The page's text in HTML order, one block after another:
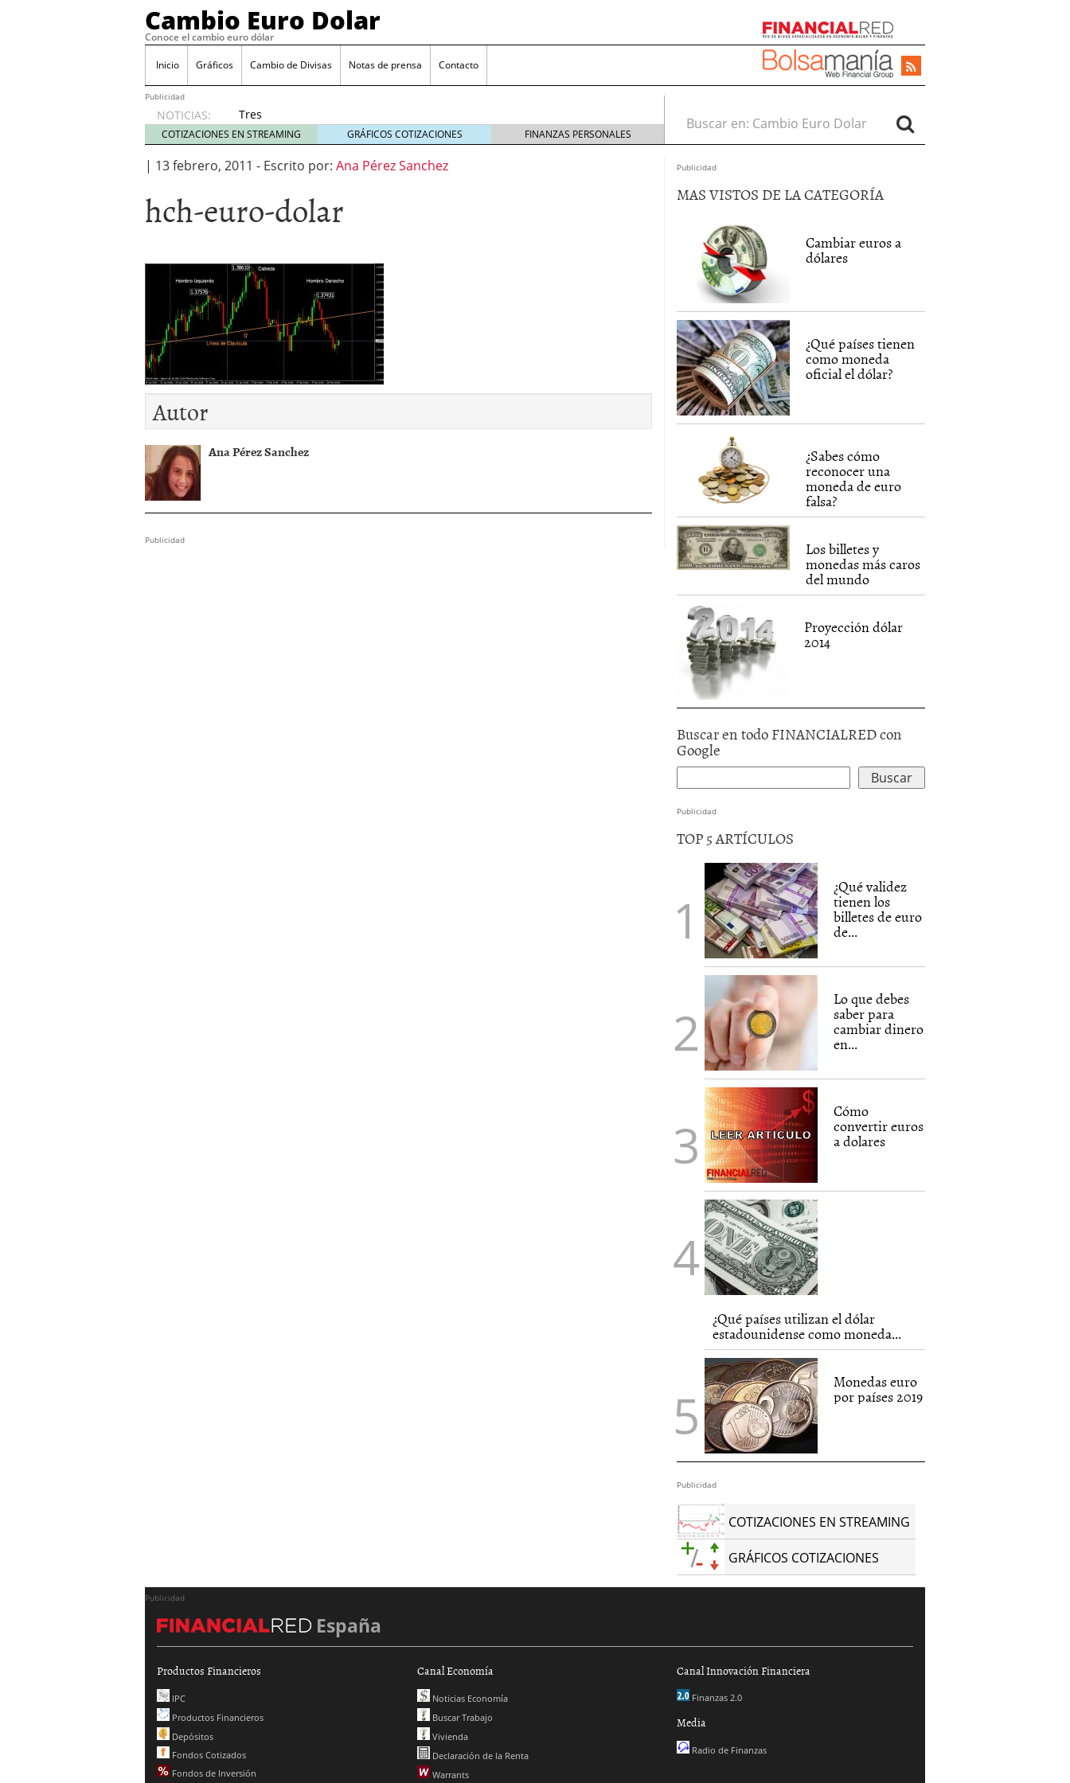
Cambio Euro Dolar
Conoce el cambio euro dólar
Inicio Gráficos Cambio de Divisas Notas de prensa Contacto
Publicidad
NOTICIAS:
Tres
escenarios
posibles
para el
las
decisiones
26/01/2026
Informe de mercado: el euro se mantiene cerca de 1,174 USD tras rebote
del dólar
21/01/2026
Qué está moviendo hoy el cambio euro-dólar
Contexto del dólar fuerte: próximos reportes de empleo de EE. UU. se
convierten en foco principal para el par EUR/USD
El dólar vive su mayor caída anual desde 2017 mientras analistas esperan
más debilidad en 2026 05/01/2026
COTIZACIONES EN STREAMING GRÁFICOS COTIZACIONES FINANZAS PERSONALES
Buscar en:
| 13 febrero, 2011 - Escrito por: Ana Pérez Sanchez
hch-euro-dolar
Autor
Ana Pérez Sanchez
Publicidad
Publicidad
MAS VISTOS DE LA CATEGORÍA
Cambiar euros a
dólares
¿Qué países tienen
como moneda
oficial el dólar?
¿Sabes cómo
reconocer una
moneda de euro
falsa?
Los billetes y
monedas más caros
del mundo
Proyección dólar
2014
Buscar en todo FINANCIALRED con
Google
Publicidad
TOP 5 ARTÍCULOS
¿Qué validez
tienen los
billetes de euro
de...
Lo que debes
saber para
cambiar dinero
en...
Cómo
convertir euros
a dolares
¿Qué países utilizan el dólar
estadounidense como moneda...
Monedas euro
por países 2019
Publicidad
COTIZACIONES EN STREAMING
GRÁFICOS COTIZACIONES
Publicidad
España
Productos Financieros
IPC
Productos Financieros
Depósitos
Fondos Cotizados
Fondos de Inversión
Canal Economía
Noticias Economía
Buscar Trabajo
Vivienda
Declaración de la Renta
Warrants
Canal Innovación Financiera
Finanzas 2.0
Media
Radio de Finanzas